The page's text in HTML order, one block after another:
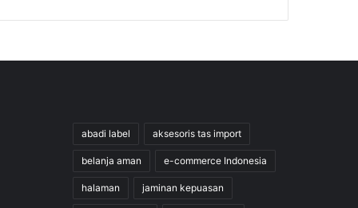
abadi label aksesoris tas import
belanja aman e-commerce Indonesia
halaman jaminan kepuasan